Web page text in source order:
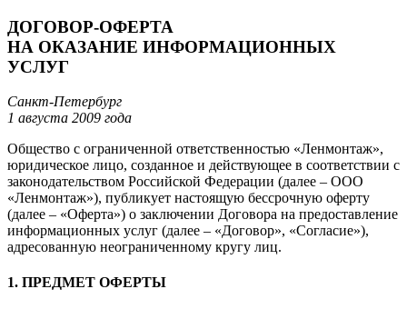
ДОГОВОР-ОФЕРТА
НА ОКАЗАНИЕ ИНФОРМАЦИОННЫХ
УСЛУГ
Санкт-Петербург
1 августа 2009 года
Общество с ограниченной ответственностью «Ленмонтаж»,
юридическое лицо, созданное и действующее в соответствии с
законодательством Российской Федерации (далее – ООО
«Ленмонтаж»), публикует настоящую бессрочную оферту
(далее – «Оферта») о заключении Договора на предоставление
информационных услуг (далее – «Договор», «Согласие»),
адресованную неограниченному кругу лиц.
1. ПРЕДМЕТ ОФЕРТЫ